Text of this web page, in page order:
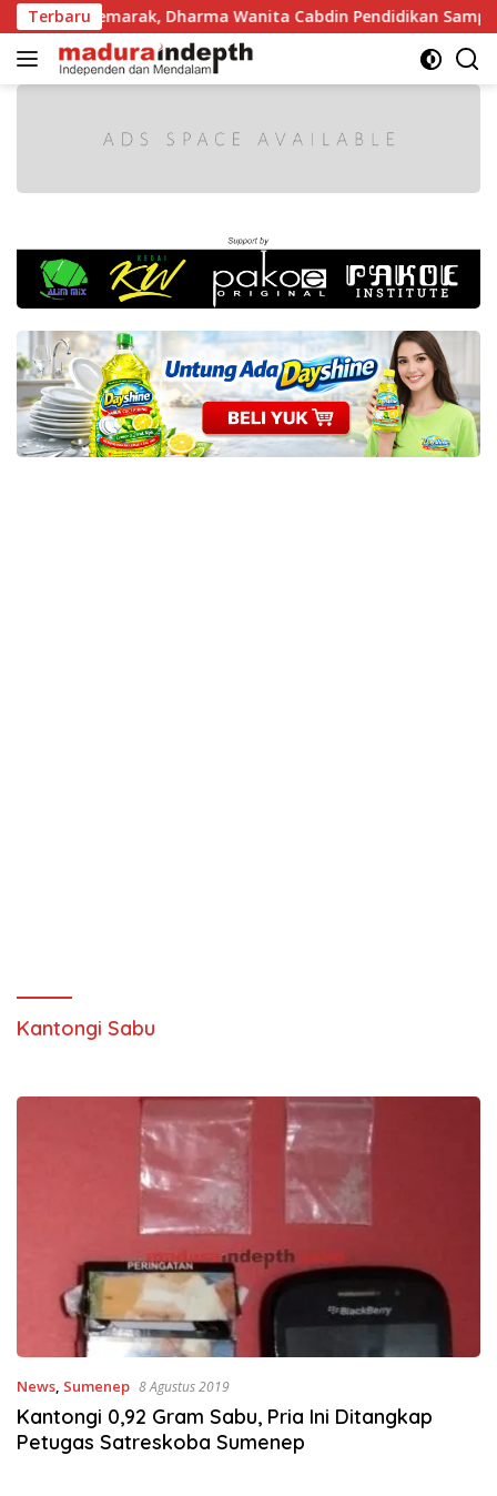
Langsung
ke
konten
Terbaru
Semarak, Dharma Wanita Cabdin Pendidikan Sampang
Kantongi Sabu
News, Sumenep 8 Agustus 2019
Kantongi 0,92 Gram Sabu, Pria Ini Ditangkap
Petugas Satreskoba Sumenep